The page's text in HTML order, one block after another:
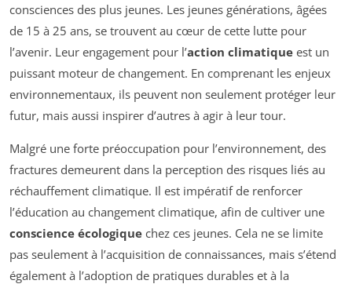
consciences des plus jeunes. Les jeunes générations, âgées
de 15 à 25 ans, se trouvent au cœur de cette lutte pour
l’avenir. Leur engagement pour l’action climatique est un
puissant moteur de changement. En comprenant les enjeux
environnementaux, ils peuvent non seulement protéger leur
futur, mais aussi inspirer d’autres à agir à leur tour.
Malgré une forte préoccupation pour l’environnement, des
fractures demeurent dans la perception des risques liés au
réchauffement climatique. Il est impératif de renforcer
l’éducation au changement climatique, afin de cultiver une
conscience écologique chez ces jeunes. Cela ne se limite
pas seulement à l’acquisition de connaissances, mais s’étend
également à l’adoption de pratiques durables et à la